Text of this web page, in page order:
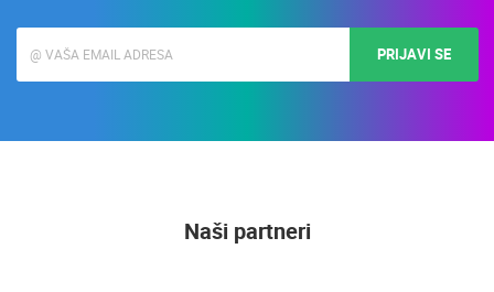
PRIJAVI SE
Naši partneri